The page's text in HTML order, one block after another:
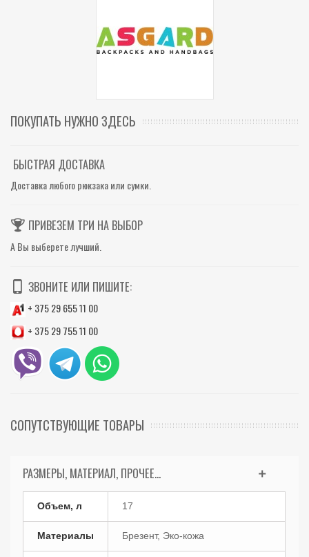
ПОКУПАТЬ НУЖНО ЗДЕСЬ
БЫСТРАЯ ДОСТАВКА
Доставка любого рюкзака или сумки.
ПРИВЕЗЕМ ТРИ НА ВЫБОР
А Вы выберете лучший.
ЗВОНИТЕ ИЛИ ПИШИТЕ:
+ 375 29 655 11 00
+ 375 29 755 11 00
СОПУТСТВУЮЩИЕ ТОВАРЫ
РАЗМЕРЫ, МАТЕРИАЛ, ПРОЧЕЕ...
Объем, л 17
Материалы Брезент, Эко-кожа